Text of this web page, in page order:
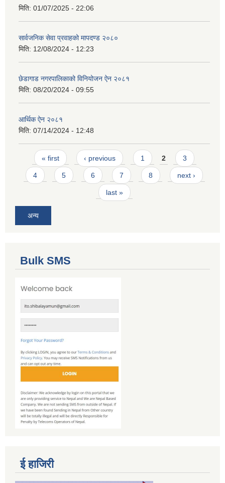
मिति: 01/07/2025 - 22:06
सार्वजनिक सेवा प्रवाहको मापदण्ड २०८०
मिति: 12/08/2024 - 12:23
छेडागाड नगरपालिकाको विनियोजन ऐन २०८१
मिति: 08/20/2024 - 09:55
आर्थिक ऐन २०८१
मिति: 07/14/2024 - 12:48
Pages
« first ‹ previous 1 2 3
4 5 6 7 8 next ›
last »
अन्य
Bulk SMS
ई हाजिरी